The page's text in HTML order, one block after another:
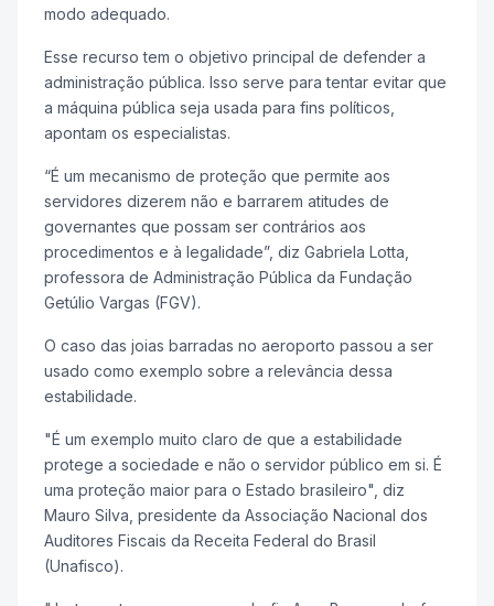
modo adequado.
Esse recurso tem o objetivo principal de defender a
administração pública. Isso serve para tentar evitar que
a máquina pública seja usada para fins políticos,
apontam os especialistas.
“É um mecanismo de proteção que permite aos
servidores dizerem não e barrarem atitudes de
governantes que possam ser contrários aos
procedimentos e à legalidade”, diz Gabriela Lotta,
professora de Administração Pública da Fundação
Getúlio Vargas (FGV).
O caso das joias barradas no aeroporto passou a ser
usado como exemplo sobre a relevância dessa
estabilidade.
"É um exemplo muito claro de que a estabilidade
protege a sociedade e não o servidor público em si. É
uma proteção maior para o Estado brasileiro", diz
Mauro Silva, presidente da Associação Nacional dos
Auditores Fiscais da Receita Federal do Brasil
(Unafisco).